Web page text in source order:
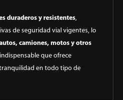
duraderos y resistentes,
de seguridad vial vigentes, lo
camiones, motos y otros
que ofrece
en todo tipo de